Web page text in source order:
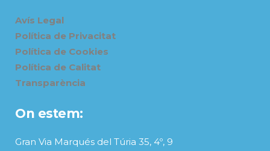
Avís Legal
Política de Privacitat
Política de Cookies
Política de Calitat
Transparència
On estem:
Gran Via Marqués del Túria 35, 4º, 9